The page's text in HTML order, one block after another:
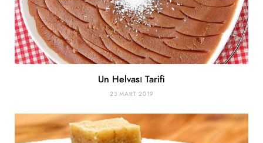
Un Helvası Tarifi
23 MART 2019